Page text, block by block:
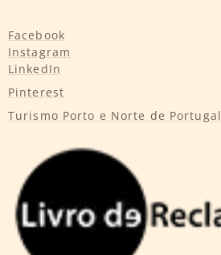
Facebook
Instagram
LinkedIn
Pinterest
Turismo Porto e Norte de Portugal